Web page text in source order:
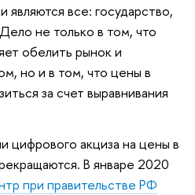
являются все: государство,
не только в том, что
обелить рынок и
но и в том, что цены в
за счет выравнивания
цифрового акциза на цены в
В январе 2020
при правительстве РФ